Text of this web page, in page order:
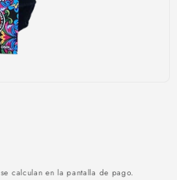
se calculan en la pantalla de pago.